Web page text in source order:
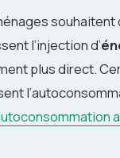
l’injection d’
plus direct.